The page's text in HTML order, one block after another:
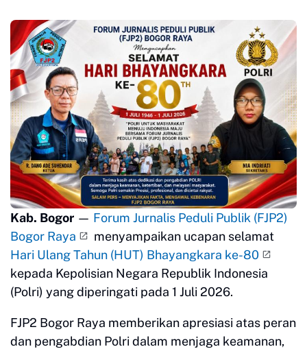
Kab. Bogor — Forum Jurnalis Peduli Publik (FJP2)
Bogor Raya
menyampaikan ucapan selamat
Hari Ulang Tahun (HUT) Bhayangkara ke-80
kepada Kepolisian Negara Republik Indonesia
(Polri) yang diperingati pada 1 Juli 2026.
FJP2 Bogor Raya memberikan apresiasi atas peran
dan pengabdian Polri dalam menjaga keamanan,